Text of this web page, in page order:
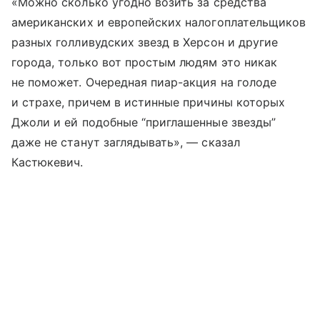
американских и европейских налогоплательщиков
разных голливудских звезд в Херсон и другие
города, только вот простым людям это никак
не поможет. Очередная пиар-акция на голоде
и страхе, причем в истинные причины которых
Джоли и ей подобные “приглашенные звезды”
даже не станут заглядывать», — сказал
Кастюкевич.